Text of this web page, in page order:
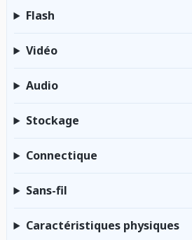
Flash
Vidéo
Audio
Stockage
Connectique
Sans-fil
Caractéristiques physiques